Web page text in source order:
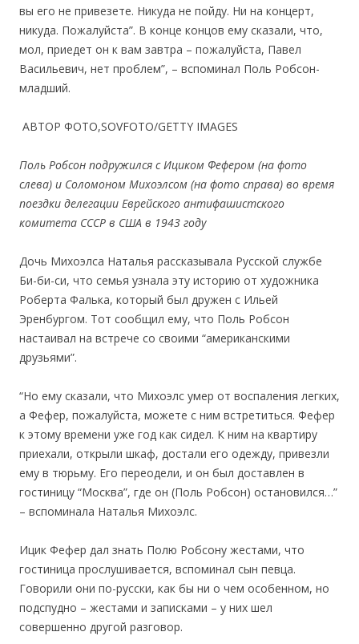
вы его не привезете. Никуда не пойду. Ни на концерт,
никуда. Пожалуйста”. В конце концов ему сказали, что,
мол, приедет он к вам завтра – пожалуйста, Павел
Васильевич, нет проблем”, – вспоминал Поль Робсон-
младший.
АВТОР ФОТО,SOVFOTO/GETTY IMAGES
Поль Робсон подружился с Ициком Фефером (на фото
слева) и Соломоном Михоэлсом (на фото справа) во время
поездки делегации Еврейского антифашистского
комитета СССР в США в 1943 году
Дочь Михоэлса Наталья рассказывала Русской службе
Би-би-си, что семья узнала эту историю от художника
Роберта Фалька, который был дружен с Ильей
Эренбургом. Тот сообщил ему, что Поль Робсон
настаивал на встрече со своими “американскими
друзьями”.
“Но ему сказали, что Михоэлс умер от воспаления легких,
а Фефер, пожалуйста, можете с ним встретиться. Фефер
к этому времени уже год как сидел. К ним на квартиру
приехали, открыли шкаф, достали его одежду, привезли
ему в тюрьму. Его переодели, и он был доставлен в
гостиницу “Москва”, где он (Поль Робсон) остановился…”
– вспоминала Наталья Михоэлс.
Ицик Фефер дал знать Полю Робсону жестами, что
гостиница прослушивается, вспоминал сын певца.
Говорили они по-русски, как бы ни о чем особенном, но
подспудно – жестами и записками – у них шел
совершенно другой разговор.